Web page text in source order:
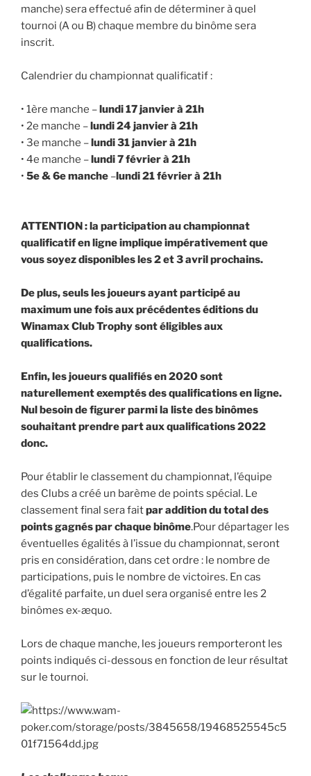
manche) sera effectué afin de déterminer à quel
tournoi (A ou B) chaque membre du binôme sera
inscrit.
Calendrier du championnat qualificatif :
• 1ère manche –lundi 17 janvier à 21h
• 2e manche –lundi 24 janvier à 21h
• 3e manche –lundi 31 janvier à 21h
• 4e manche –lundi 7 février à 21h
• 5e & 6e manche –lundi 21 février à 21h
ATTENTION : la participation au championnat
qualificatif en ligne implique impérativement que
vous soyez disponibles les 2 et 3 avril prochains.
De plus, seuls les joueurs ayant participé au
maximum une fois aux précédentes éditions du
Winamax Club Trophy sont éligibles aux
qualifications.
Enfin, les joueurs qualifiés en 2020 sont
naturellement exemptés des qualifications en ligne.
Nul besoin de figurer parmi la liste des binômes
souhaitant prendre part aux qualifications 2022
donc.
Pour établir le classement du championnat, l’équipe
des Clubs a créé un barème de points spécial. Le
classement final sera faitpar addition du total des
points gagnés par chaque binôme.Pour départager les
éventuelles égalités à l’issue du championnat, seront
pris en considération, dans cet ordre : le nombre de
participations, puis le nombre de victoires. En cas
d’égalité parfaite, un duel sera organisé entre les 2
binômes ex-æquo.
Lors de chaque manche, les joueurs remporteront les
points indiqués ci-dessous en fonction de leur résultat
sur le tournoi.